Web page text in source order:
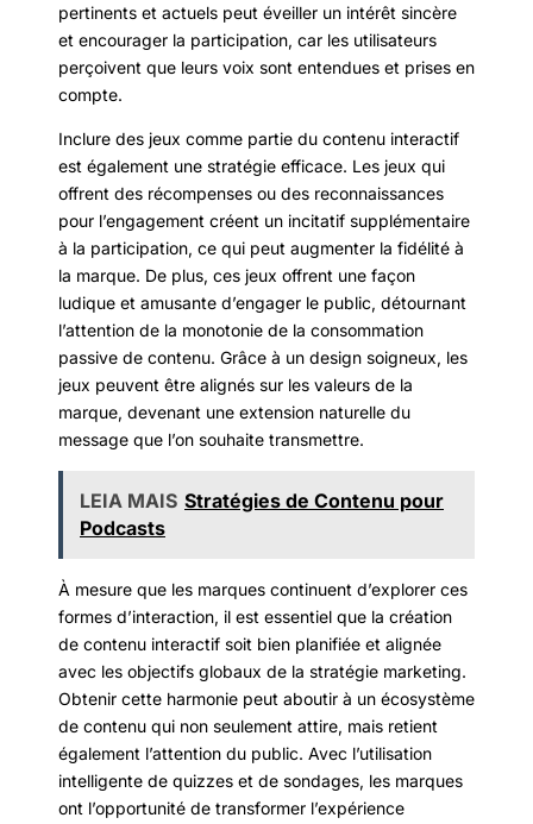
pertinents et actuels peut éveiller un intérêt sincère
et encourager la participation, car les utilisateurs
perçoivent que leurs voix sont entendues et prises en
compte.
Inclure des jeux comme partie du contenu interactif
est également une stratégie efficace. Les jeux qui
offrent des récompenses ou des reconnaissances
pour l’engagement créent un incitatif supplémentaire
à la participation, ce qui peut augmenter la fidélité à
la marque. De plus, ces jeux offrent une façon
ludique et amusante d’engager le public, détournant
l’attention de la monotonie de la consommation
passive de contenu. Grâce à un design soigneux, les
jeux peuvent être alignés sur les valeurs de la
marque, devenant une extension naturelle du
message que l’on souhaite transmettre.
LEIA MAIS Stratégies de Contenu pour
Podcasts
À mesure que les marques continuent d’explorer ces
formes d’interaction, il est essentiel que la création
de contenu interactif soit bien planifiée et alignée
avec les objectifs globaux de la stratégie marketing.
Obtenir cette harmonie peut aboutir à un écosystème
de contenu qui non seulement attire, mais retient
également l’attention du public. Avec l’utilisation
intelligente de quizzes et de sondages, les marques
ont l’opportunité de transformer l’expérience